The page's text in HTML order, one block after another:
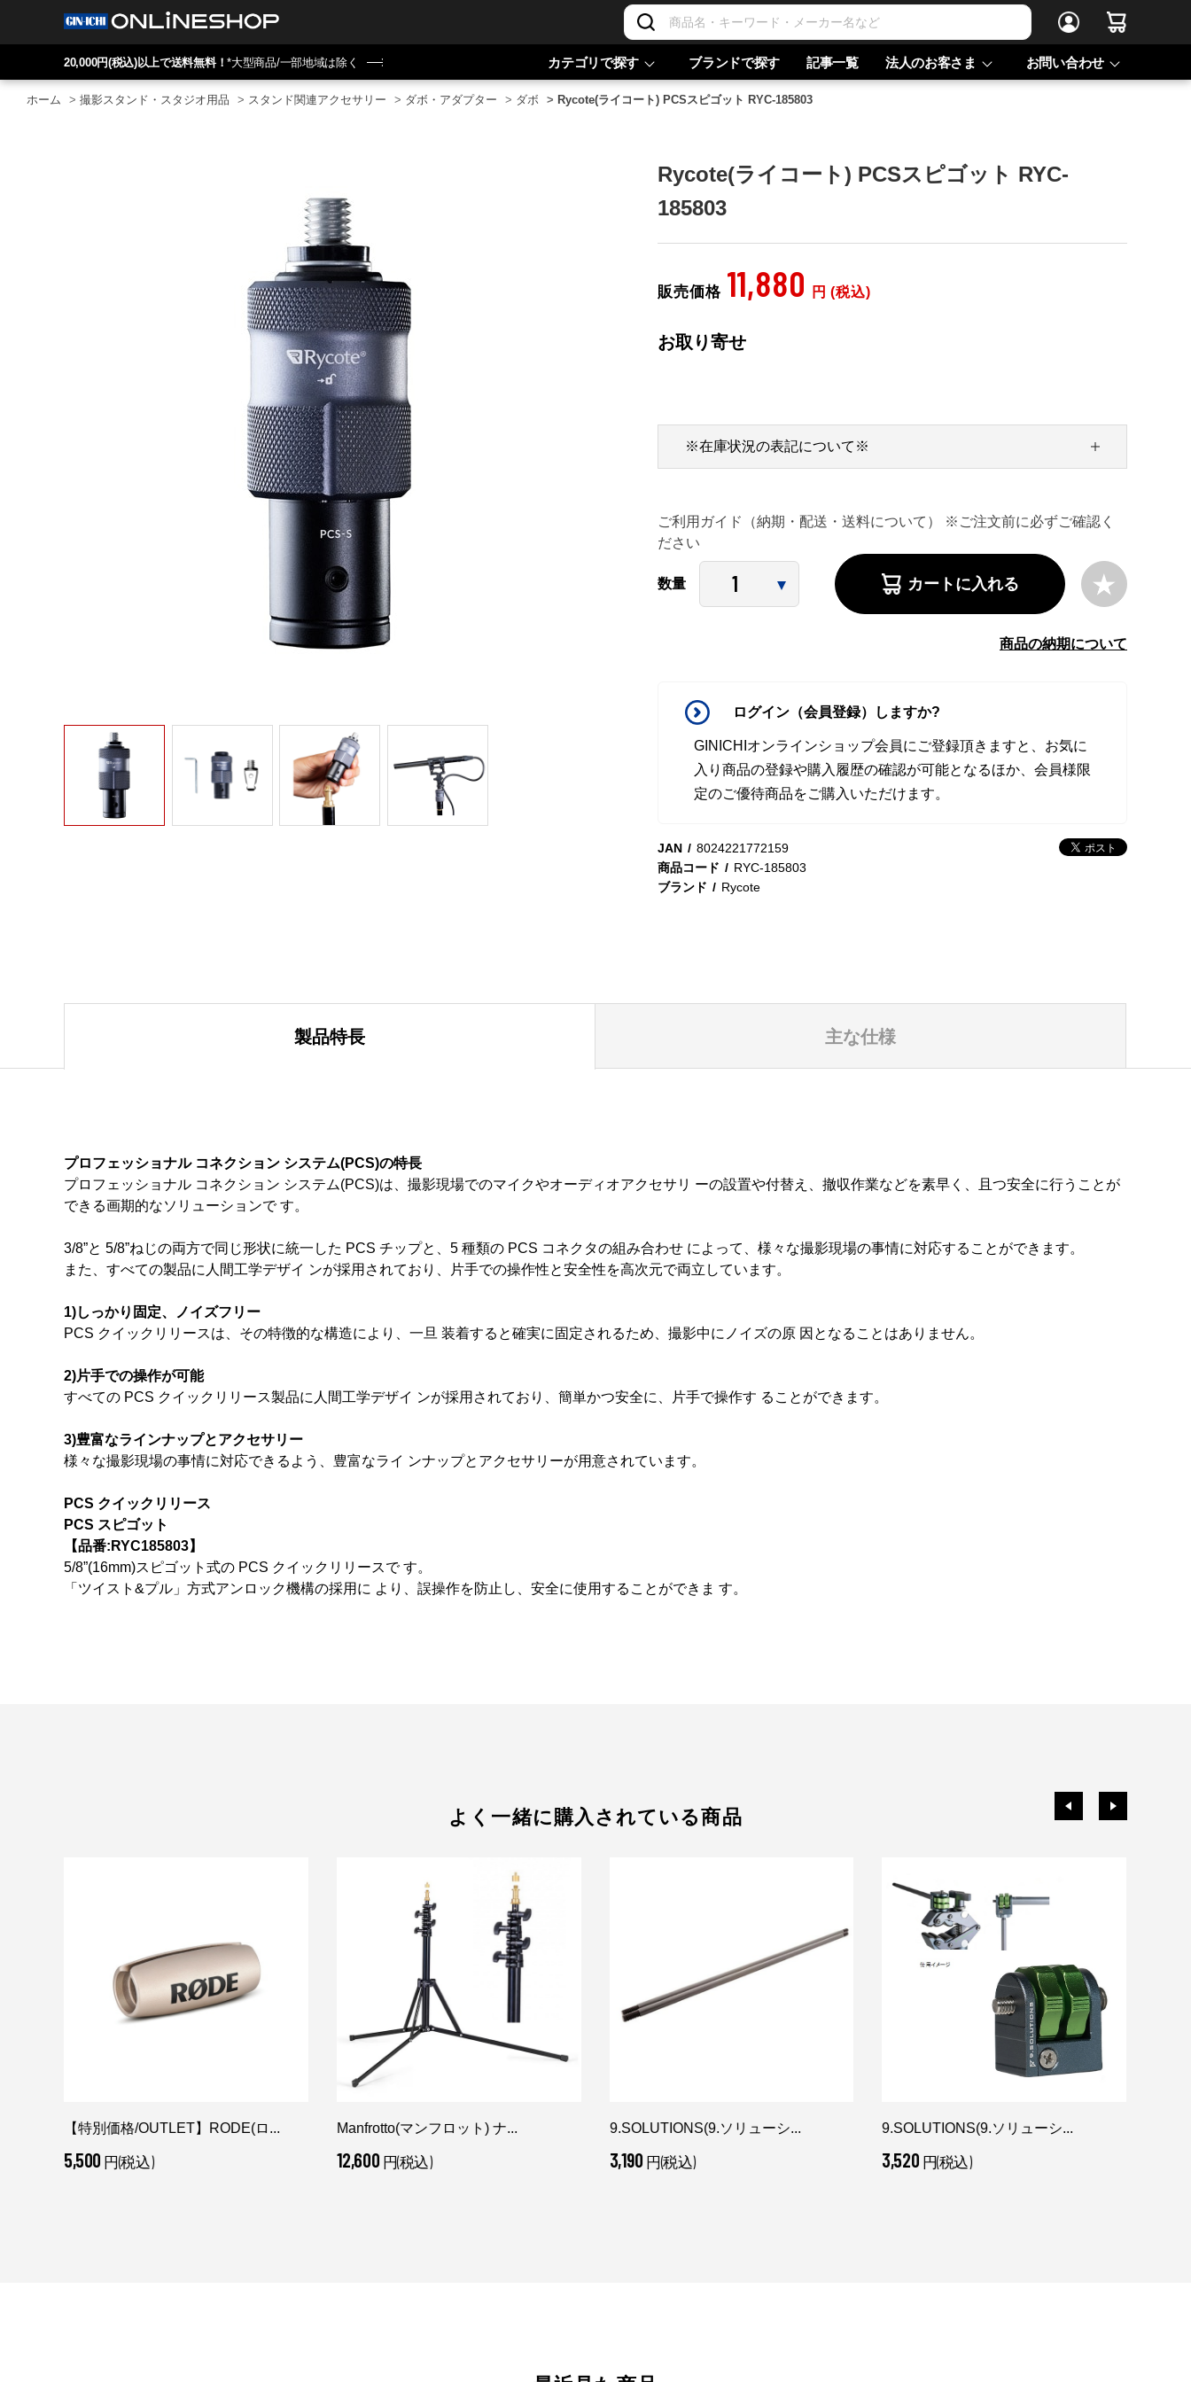
20,000円(税込)以上で送料無料！*大型商品/一部地域は除く カテゴリで探す ブランドで探す 記事一覧 法人のお客さま お問い合わせ
ホーム > 撮影スタンド・スタジオ用品 > スタンド関連アクセサリー > ダボ・アダプター > ダボ > Rycote(ライコート) PCSスピゴット RYC-185803
Rycote(ライコート) PCSスピゴット RYC-
185803
販売価格 11,880 円 (税込)
お取り寄せ
ご利用ガイド（納期・配送・送料について） ※ご注文前に必ずご確認く
ださい
※在庫状況の表記について※
数量 カートに入れる
商品の納期について
ログイン（会員登録）しますか?
GINICHIオンラインショップ会員にご登録頂きますと、お気に
入り商品の登録や購入履歴の確認が可能となるほか、会員様限
定のご優待商品をご購入いただけます。
JAN
8024221772159
商品コード
RYC-185803
ブランド
Rycote
製品特長 主な仕様
プロフェッショナル コネクション システム(PCS)の特長
プロフェッショナル コネクション システム(PCS)は、撮影現場でのマイクやオーディオアクセサリ ーの設置や付替え、撤収作業などを素早く、且つ安全に行うことが
できる画期的なソリューションで す。
3/8”と 5/8”ねじの両方で同じ形状に統一した PCS チップと、5 種類の PCS コネクタの組み合わせ によって、様々な撮影現場の事情に対応することができます。
また、すべての製品に人間工学デザイ ンが採用されており、片手での操作性と安全性を高次元で両立しています。
1)しっかり固定、ノイズフリー
PCS クイックリリースは、その特徴的な構造により、一旦 装着すると確実に固定されるため、撮影中にノイズの原 因となることはありません。
2)片手での操作が可能
すべての PCS クイックリリース製品に人間工学デザイ ンが採用されており、簡単かつ安全に、片手で操作す ることができます。
3)豊富なラインナップとアクセサリー
様々な撮影現場の事情に対応できるよう、豊富なライ ンナップとアクセサリーが用意されています。
PCS クイックリリース
PCS スピゴット
【品番:RYC185803】
5/8”(16mm)スピゴット式の PCS クイックリリースで す。
「ツイスト&プル」方式アンロック機構の採用に より、誤操作を防止し、安全に使用することができま す。
よく一緒に購入されている商品
【特別価格/OUTLET】RODE(ロ...
5,500 円(税込)
Manfrotto(マンフロット) ナ...
12,600 円(税込)
9.SOLUTIONS(9.ソリューシ...
3,190 円(税込)
9.SOLUTIONS(9.ソリューシ...
3,520 円(税込)